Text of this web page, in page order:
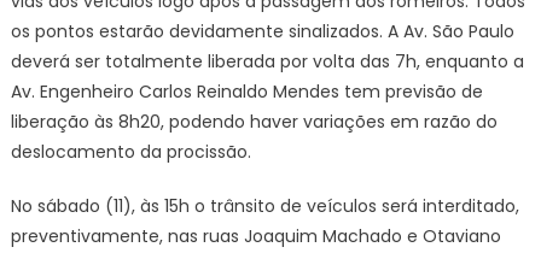
os pontos estarão devidamente sinalizados. A Av. São Paulo
deverá ser totalmente liberada por volta das 7h, enquanto a
Av. Engenheiro Carlos Reinaldo Mendes tem previsão de
liberação às 8h20, podendo haver variações em razão do
deslocamento da procissão.
No sábado (11), às 15h o trânsito de veículos será interditado,
preventivamente, nas ruas Joaquim Machado e Otaviano